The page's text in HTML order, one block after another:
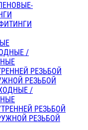
/
РЕЗЬБОЙ
РЕЗЬБОЙ
/
РЕЗЬБОЙ
РЕЗЬБОЙ